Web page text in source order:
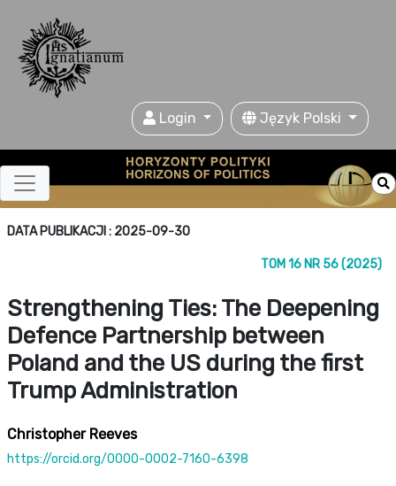
Login Język Polski
DATA PUBLIKACJI : 2025-09-30
TOM 16 NR 56 (2025)
Strengthening Ties: The Deepening
Defence Partnership between
Poland and the US during the first
Trump Administration
Christopher Reeves
https://orcid.org/0000-0002-7160-6398